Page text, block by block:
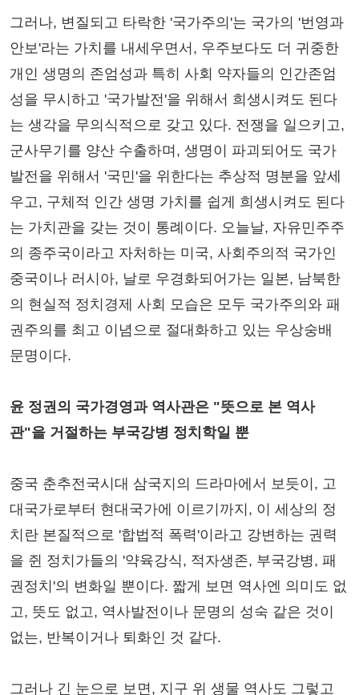
그러나, 변질되고 타락한 '국가주의'는 국가의 '번영과
안보'라는 가치를 내세우면서, 우주보다도 더 귀중한
개인 생명의 존엄성과 특히 사회 약자들의 인간존엄
성을 무시하고 '국가발전'을 위해서 희생시켜도 된다
는 생각을 무의식적으로 갖고 있다. 전쟁을 일으키고,
군사무기를 양산 수출하며, 생명이 파괴되어도 국가
발전을 위해서 '국민'을 위한다는 추상적 명분을 앞세
우고, 구체적 인간 생명 가치를 쉽게 희생시켜도 된다
는 가치관을 갖는 것이 통례이다. 오늘날, 자유민주주
의 종주국이라고 자처하는 미국, 사회주의적 국가인
중국이나 러시아, 날로 우경화되어가는 일본, 남북한
의 현실적 정치경제 사회 모습은 모두 국가주의와 패
권주의를 최고 이념으로 절대화하고 있는 우상숭배
문명이다.
윤 정권의 국가경영과 역사관은 "뜻으로 본 역사
관"을 거절하는 부국강병 정치학일 뿐
중국 춘추전국시대 삼국지의 드라마에서 보듯이, 고
대국가로부터 현대국가에 이르기까지, 이 세상의 정
치란 본질적으로 '합법적 폭력'이라고 강변하는 권력
을 쥔 정치가들의 '약육강식, 적자생존, 부국강병, 패
권정치'의 변화일 뿐이다. 짧게 보면 역사엔 의미도 없
고, 뜻도 없고, 역사발전이나 문명의 성숙 같은 것이
없는, 반복이거나 퇴화인 것 같다.
그러나 긴 눈으로 보면, 지구 위 생물 역사도 그렇고